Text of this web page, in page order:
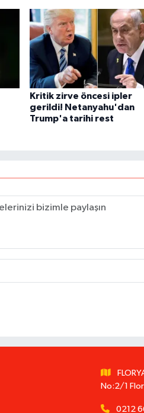
Kritik zirve öncesi ipler
gerildi! Netanyahu'dan
Trump'a tarihi rest
No:2/1
0212